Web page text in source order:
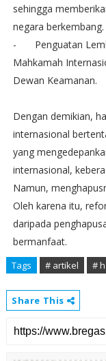
sehingga
negara berkembang.
-
Penguatan
Mahkamah
Dewan Keamanan.
Dengan demikian,
internasional
yang
internasional,
Namun,
Oleh karena itu,
daripada
bermanfaat.
Tags # artikel #
Share This